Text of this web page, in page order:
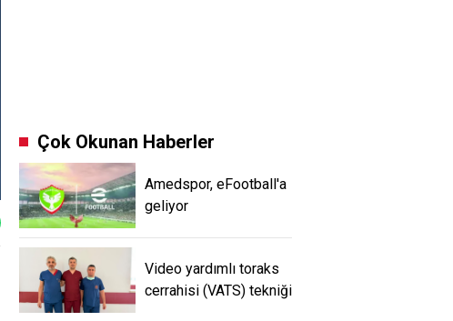
Çok Okunan Haberler
Amedspor, eFootball'a
geliyor
Video yardımlı toraks
cerrahisi (VATS) tekniği